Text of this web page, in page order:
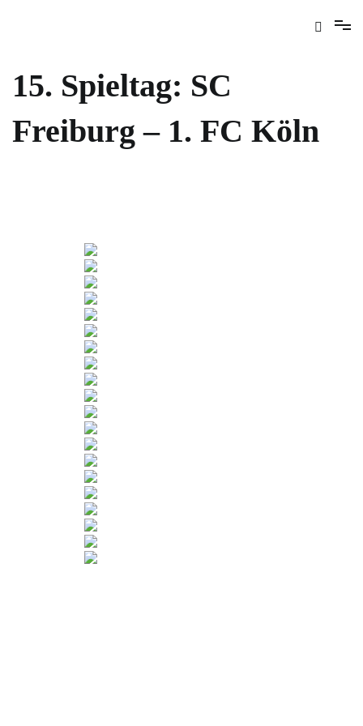
15. Spieltag: SC
Freiburg – 1. FC Köln